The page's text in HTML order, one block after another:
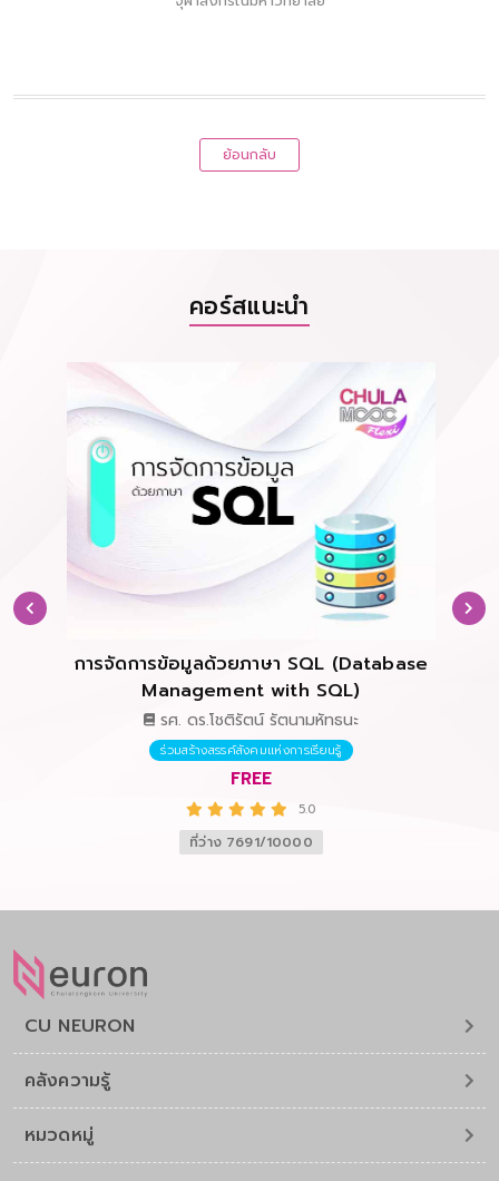
ย้อนกลับ
คอร์สแนะนำ
การจัดการข้อมูลด้วยภาษา SQL (Database
Management with SQL)
รศ. ดร.โชติรัตน์ รัตนามหัทธนะ
ร่วมสร้างสรรค์สังคมแห่งการเรียนรู้
FREE
5.0
ที่ว่าง 7691/10000
CU NEURON
คลังความรู้
หมวดหมู่